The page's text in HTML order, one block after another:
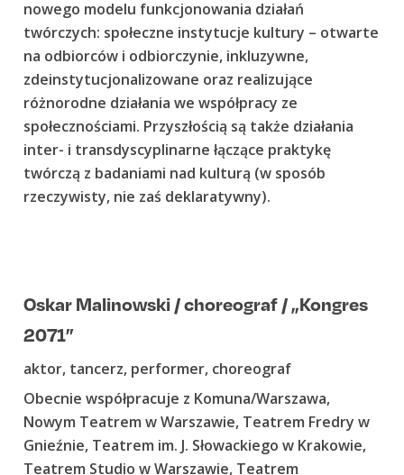
nowego modelu funkcjonowania działań
twórczych: społeczne instytucje kultury – otwarte
na odbiorców i odbiorczynie, inkluzywne,
zdeinstytucjonalizowane oraz realizujące
różnorodne działania we współpracy ze
społecznościami. Przyszłością są także działania
inter- i transdyscyplinarne łączące praktykę
twórczą z badaniami nad kulturą (w sposób
rzeczywisty, nie zaś deklaratywny).
Oskar Malinowski / choreograf / „Kongres
2071”
aktor, tancerz, performer, choreograf
Obecnie współpracuje z Komuna/Warszawa,
Nowym Teatrem w Warszawie, Teatrem Fredry w
Gnieźnie, Teatrem im. J. Słowackiego w Krakowie,
Teatrem Studio w Warszawie, Teatrem